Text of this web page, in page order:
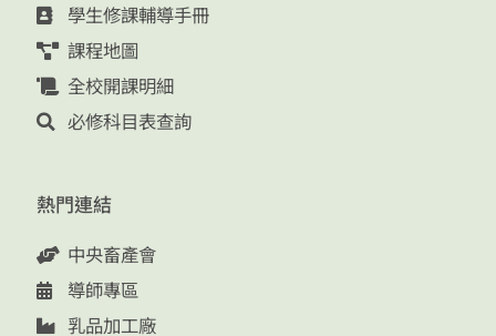
學生修課輔導手冊
課程地圖
全校開課明細
必修科目表查詢
熱門連結
中央畜產會
導師專區
乳品加工廠